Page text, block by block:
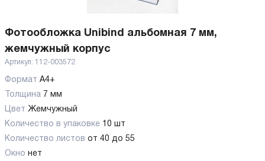
Фотообложка Unibind альбомная 7 мм,
жемчужный корпус
Артикул: 112-003572
Формат А4+
Толщина 7 мм
Цвет Жемчужный
Количество в упаковке 10 шт
Количество листов от 40 до 55
Окно нет